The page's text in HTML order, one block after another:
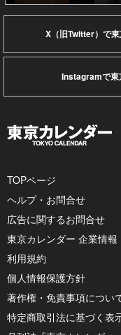
X（旧Twitter）で
Instagramで東
TOPページ
ヘルプ・お問合せ
広告に関するお問合せ
東京カレンダー 企業情報
利用規約
個人情報保護方針
著作権・免責事項につい
特定商取引法に基づく表